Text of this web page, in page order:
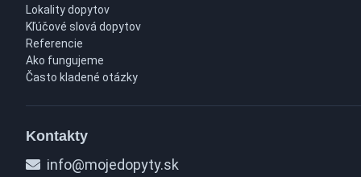
Lokality dopytov
Kľúčové slová dopytov
Referencie
Ako fungujeme
Často kladené otázky
Kontakty
info@mojedopyty.sk